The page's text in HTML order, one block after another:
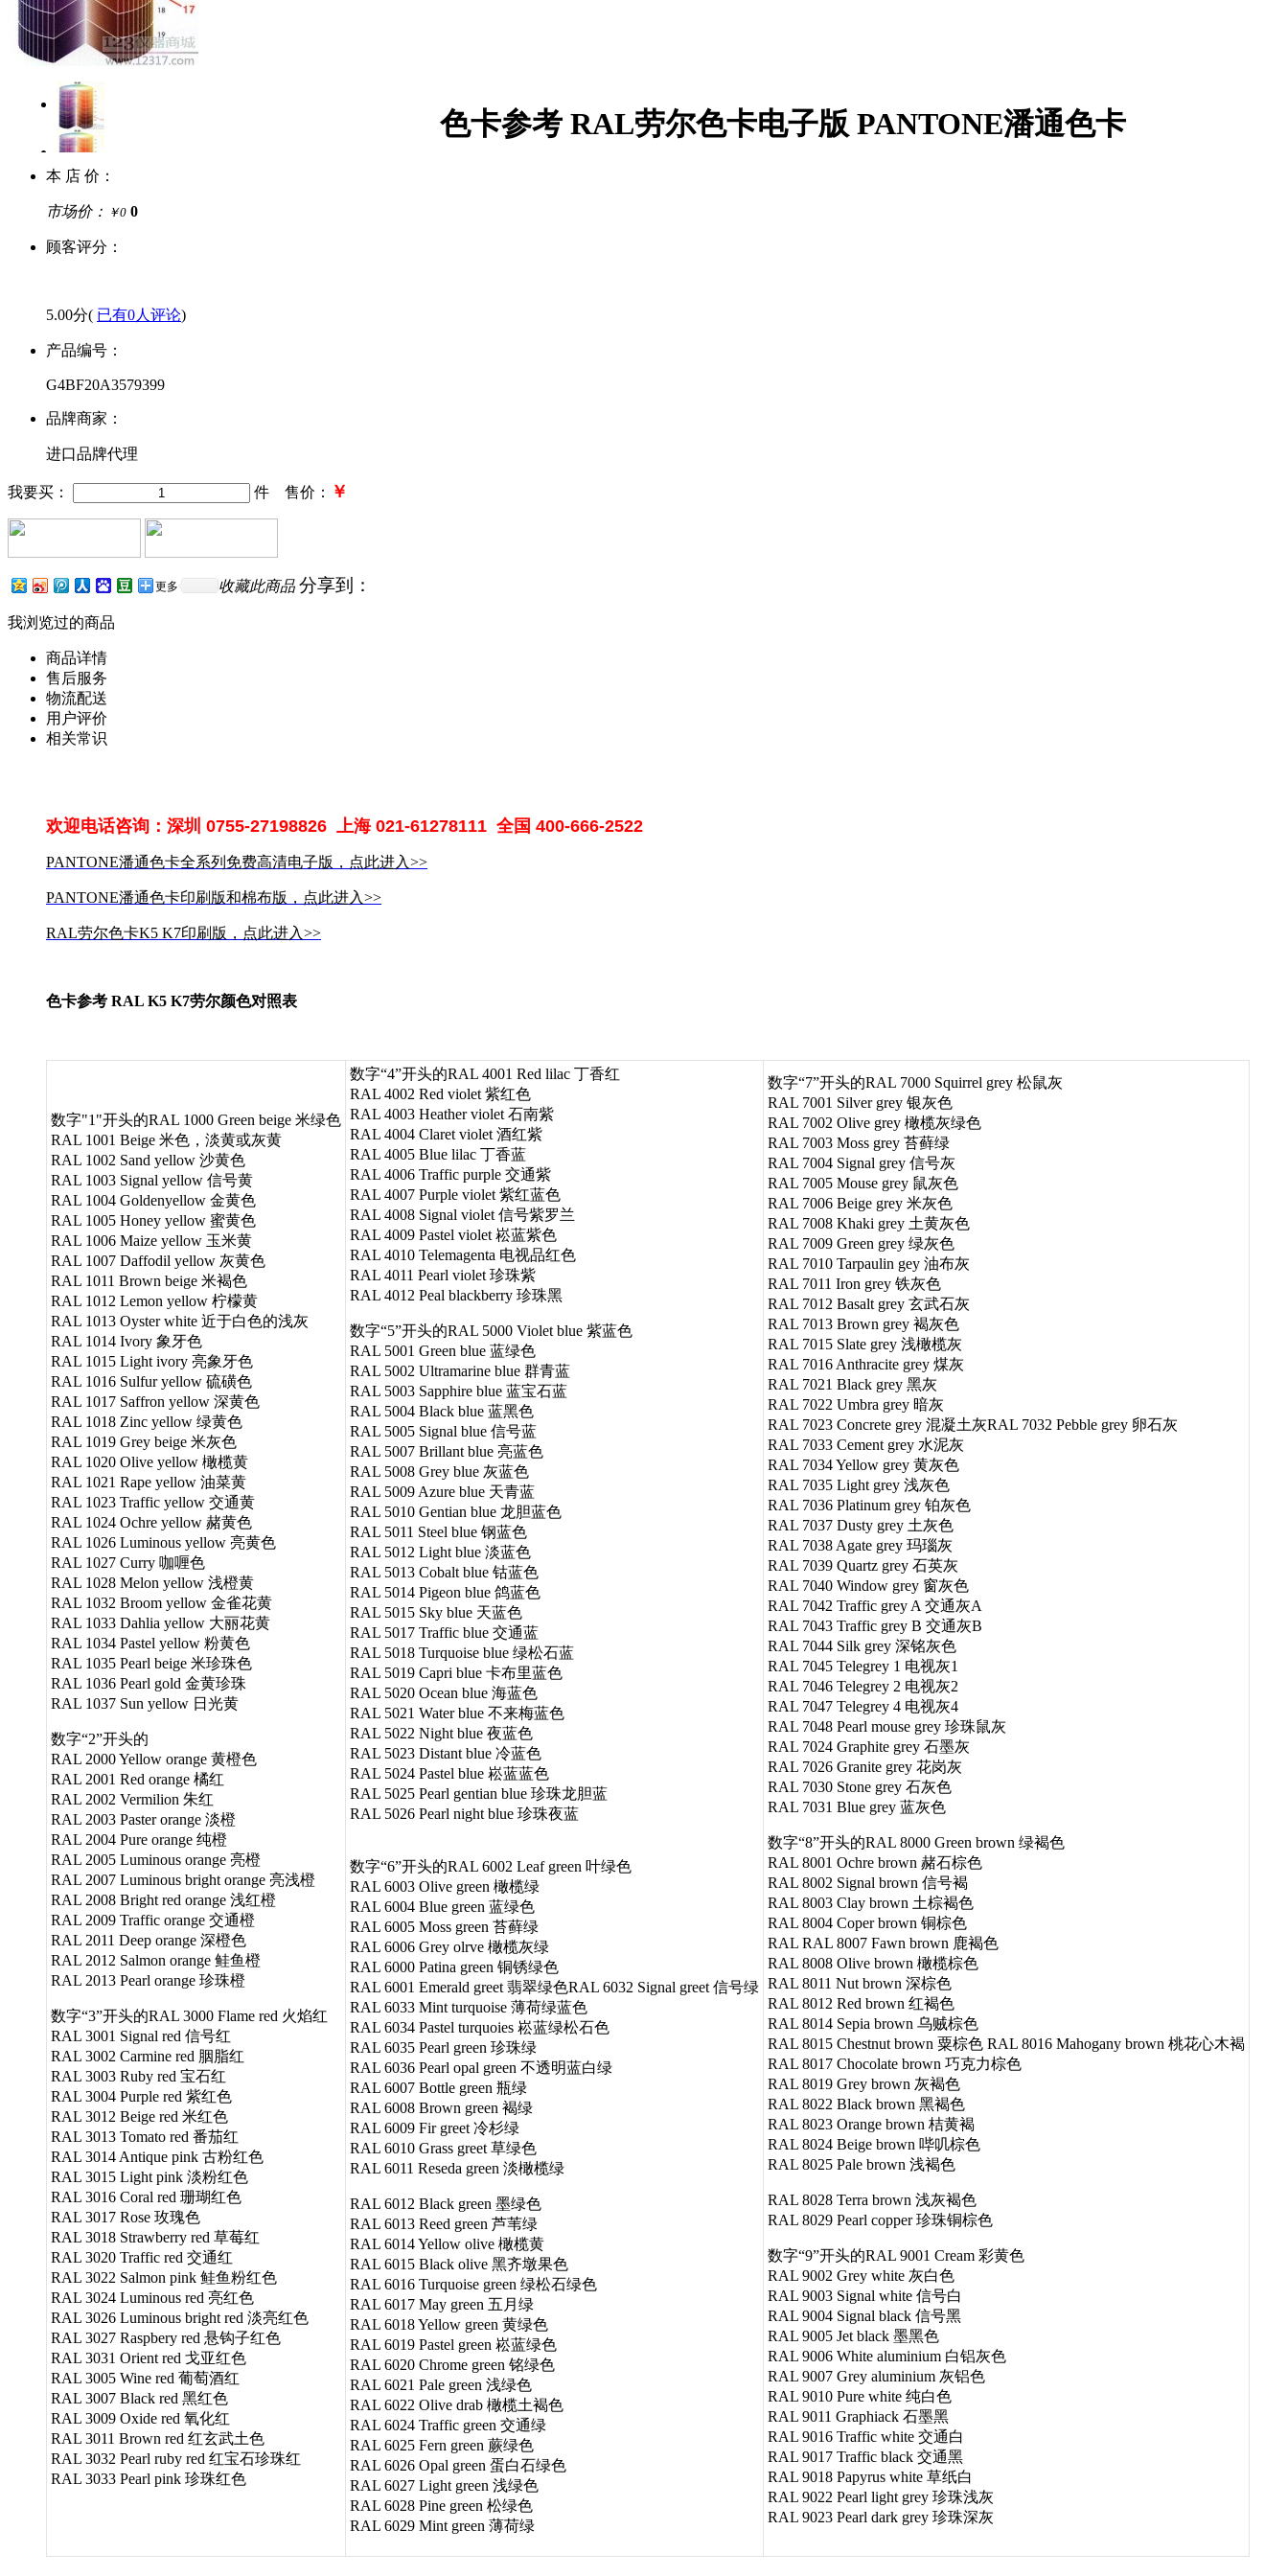
色卡参考 RAL劳尔色卡电子版 PANTONE潘通色卡
本 店 价：
市场价： ￥0 0
顾客评分：
5.00分( 已有0人评论)
产品编号：
G4BF20A3579399
品牌商家：
进口品牌代理
我要买： 件 售价： ￥
收藏此商品 分享到：
更多
我浏览过的商品
商品详情
售后服务
物流配送
用户评价
相关常识
欢迎电话咨询：深圳 0755-27198826 上海021-61278111 全国 400-666-2522
PANTONE潘通色卡全系列免费高清电子版，点此进入>>
PANTONE潘通色卡印刷版和棉布版，点此进入>>
RAL劳尔色卡K5 K7印刷版，点此进入>>
色卡参考 RAL K5 K7劳尔颜色对照表
数字"1"开头的RAL 1000 Green beige 米绿色
RAL 1001 Beige 米色，淡黄或灰黄
RAL 1002 Sand yellow 沙黄色
RAL 1003 Signal yellow 信号黄
RAL 1004 Goldenyellow 金黄色
RAL 1005 Honey yellow 蜜黄色
RAL 1006 Maize yellow 玉米黄
RAL 1007 Daffodil yellow 灰黄色
RAL 1011 Brown beige 米褐色
RAL 1012 Lemon yellow 柠檬黄
RAL 1013 Oyster white 近于白色的浅灰
RAL 1014 Ivory 象牙色
RAL 1015 Light ivory 亮象牙色
RAL 1016 Sulfur yellow 硫磺色
RAL 1017 Saffron yellow 深黄色
RAL 1018 Zinc yellow 绿黄色
RAL 1019 Grey beige 米灰色
RAL 1020 Olive yellow 橄榄黄
RAL 1021 Rape yellow 油菜黄
RAL 1023 Traffic yellow 交通黄
RAL 1024 Ochre yellow 赭黄色
RAL 1026 Luminous yellow 亮黄色
RAL 1027 Curry 咖喱色
RAL 1028 Melon yellow 浅橙黄
RAL 1032 Broom yellow 金雀花黄
RAL 1033 Dahlia yellow 大丽花黄
RAL 1034 Pastel yellow 粉黄色
RAL 1035 Pearl beige 米珍珠色
RAL 1036 Pearl gold 金黄珍珠
RAL 1037 Sun yellow 日光黄
数字“2”开头的
RAL 2000 Yellow orange 黄橙色
RAL 2001 Red orange 橘红
RAL 2002 Vermilion 朱红
RAL 2003 Paster orange 淡橙
RAL 2004 Pure orange 纯橙
RAL 2005 Luminous orange 亮橙
RAL 2007 Luminous bright orange 亮浅橙
RAL 2008 Bright red orange 浅红橙
RAL 2009 Traffic orange 交通橙
RAL 2011 Deep orange 深橙色
RAL 2012 Salmon orange 鲑鱼橙
RAL 2013 Pearl orange 珍珠橙
数字“3”开头的RAL 3000 Flame red 火焰红
RAL 3001 Signal red 信号红
RAL 3002 Carmine red 胭脂红
RAL 3003 Ruby red 宝石红
RAL 3004 Purple red 紫红色
RAL 3012 Beige red 米红色
RAL 3013 Tomato red 番茄红
RAL 3014 Antique pink 古粉红色
RAL 3015 Light pink 淡粉红色
RAL 3016 Coral red 珊瑚红色
RAL 3017 Rose 玫瑰色
RAL 3018 Strawberry red 草莓红
RAL 3020 Traffic red 交通红
RAL 3022 Salmon pink 鲑鱼粉红色
RAL 3024 Luminous red 亮红色
RAL 3026 Luminous bright red 淡亮红色
RAL 3027 Raspbery red 悬钩子红色
RAL 3031 Orient red 戈亚红色
RAL 3005 Wine red 葡萄酒红
RAL 3007 Black red 黑红色
RAL 3009 Oxide red 氧化红
RAL 3011 Brown red 红玄武土色
RAL 3032 Pearl ruby red 红宝石珍珠红
RAL 3033 Pearl pink 珍珠红色
数字“4”开头的RAL 4001 Red lilac 丁香红
RAL 4002 Red violet 紫红色
RAL 4003 Heather violet 石南紫
RAL 4004 Claret violet 酒红紫
RAL 4005 Blue lilac 丁香蓝
RAL 4006 Traffic purple 交通紫
RAL 4007 Purple violet 紫红蓝色
RAL 4008 Signal violet 信号紫罗兰
RAL 4009 Pastel violet 崧蓝紫色
RAL 4010 Telemagenta 电视品红色
RAL 4011 Pearl violet 珍珠紫
RAL 4012 Peal blackberry 珍珠黑
数字“5”开头的RAL 5000 Violet blue 紫蓝色
RAL 5001 Green blue 蓝绿色
RAL 5002 Ultramarine blue 群青蓝
RAL 5003 Sapphire blue 蓝宝石蓝
RAL 5004 Black blue 蓝黑色
RAL 5005 Signal blue 信号蓝
RAL 5007 Brillant blue 亮蓝色
RAL 5008 Grey blue 灰蓝色
RAL 5009 Azure blue 天青蓝
RAL 5010 Gentian blue 龙胆蓝色
RAL 5011 Steel blue 钢蓝色
RAL 5012 Light blue 淡蓝色
RAL 5013 Cobalt blue 钴蓝色
RAL 5014 Pigeon blue 鸽蓝色
RAL 5015 Sky blue 天蓝色
RAL 5017 Traffic blue 交通蓝
RAL 5018 Turquoise blue 绿松石蓝
RAL 5019 Capri blue 卡布里蓝色
RAL 5020 Ocean blue 海蓝色
RAL 5021 Water blue 不来梅蓝色
RAL 5022 Night blue 夜蓝色
RAL 5023 Distant blue 冷蓝色
RAL 5024 Pastel blue 崧蓝蓝色
RAL 5025 Pearl gentian blue 珍珠龙胆蓝
RAL 5026 Pearl night blue 珍珠夜蓝
数字“6”开头的RAL 6002 Leaf green 叶绿色
RAL 6003 Olive green 橄榄绿
RAL 6004 Blue green 蓝绿色
RAL 6005 Moss green 苔藓绿
RAL 6006 Grey olrve 橄榄灰绿
RAL 6000 Patina green 铜锈绿色
RAL 6001 Emerald greet 翡翠绿色RAL 6032 Signal greet 信号绿
RAL 6033 Mint turquoise 薄荷绿蓝色
RAL 6034 Pastel turquoies 崧蓝绿松石色
RAL 6035 Pearl green 珍珠绿
RAL 6036 Pearl opal green 不透明蓝白绿
RAL 6007 Bottle green 瓶绿
RAL 6008 Brown green 褐绿
RAL 6009 Fir greet 冷杉绿
RAL 6010 Grass greet 草绿色
RAL 6011 Reseda green 淡橄榄绿
RAL 6012 Black green 墨绿色
RAL 6013 Reed green 芦苇绿
RAL 6014 Yellow olive 橄榄黄
RAL 6015 Black olive 黑齐墩果色
RAL 6016 Turquoise green 绿松石绿色
RAL 6017 May green 五月绿
RAL 6018 Yellow green 黄绿色
RAL 6019 Pastel green 崧蓝绿色
RAL 6020 Chrome green 铭绿色
RAL 6021 Pale green 浅绿色
RAL 6022 Olive drab 橄榄土褐色
RAL 6024 Traffic green 交通绿
RAL 6025 Fern green 蕨绿色
RAL 6026 Opal green 蛋白石绿色
RAL 6027 Light green 浅绿色
RAL 6028 Pine green 松绿色
RAL 6029 Mint green 薄荷绿
数字“7”开头的RAL 7000 Squirrel grey 松鼠灰
RAL 7001 Silver grey 银灰色
RAL 7002 Olive grey 橄榄灰绿色
RAL 7003 Moss grey 苔藓绿
RAL 7004 Signal grey 信号灰
RAL 7005 Mouse grey 鼠灰色
RAL 7006 Beige grey 米灰色
RAL 7008 Khaki grey 土黄灰色
RAL 7009 Green grey 绿灰色
RAL 7010 Tarpaulin gey 油布灰
RAL 7011 Iron grey 铁灰色
RAL 7012 Basalt grey 玄武石灰
RAL 7013 Brown grey 褐灰色
RAL 7015 Slate grey 浅橄榄灰
RAL 7016 Anthracite grey 煤灰
RAL 7021 Black grey 黑灰
RAL 7022 Umbra grey 暗灰
RAL 7023 Concrete grey 混凝土灰RAL 7032 Pebble grey 卵石灰
RAL 7033 Cement grey 水泥灰
RAL 7034 Yellow grey 黄灰色
RAL 7035 Light grey 浅灰色
RAL 7036 Platinum grey 铂灰色
RAL 7037 Dusty grey 土灰色
RAL 7038 Agate grey 玛瑙灰
RAL 7039 Quartz grey 石英灰
RAL 7040 Window grey 窗灰色
RAL 7042 Traffic grey A 交通灰A
RAL 7043 Traffic grey B 交通灰B
RAL 7044 Silk grey 深铭灰色
RAL 7045 Telegrey 1 电视灰1
RAL 7046 Telegrey 2 电视灰2
RAL 7047 Telegrey 4 电视灰4
RAL 7048 Pearl mouse grey 珍珠鼠灰
RAL 7024 Graphite grey 石墨灰
RAL 7026 Granite grey 花岗灰
RAL 7030 Stone grey 石灰色
RAL 7031 Blue grey 蓝灰色
数字“8”开头的RAL 8000 Green brown 绿褐色
RAL 8001 Ochre brown 赭石棕色
RAL 8002 Signal brown 信号褐
RAL 8003 Clay brown 土棕褐色
RAL 8004 Coper brown 铜棕色
RAL RAL 8007 Fawn brown 鹿褐色
RAL 8008 Olive brown 橄榄棕色
RAL 8011 Nut brown 深棕色
RAL 8012 Red brown 红褐色
RAL 8014 Sepia brown 乌贼棕色
RAL 8015 Chestnut brown 粟棕色 RAL 8016 Mahogany brown 桃花心木褐
RAL 8017 Chocolate brown 巧克力棕色
RAL 8019 Grey brown 灰褐色
RAL 8022 Black brown 黑褐色
RAL 8023 Orange brown 桔黄褐
RAL 8024 Beige brown 哔叽棕色
RAL 8025 Pale brown 浅褐色
RAL 8028 Terra brown 浅灰褐色
RAL 8029 Pearl copper 珍珠铜棕色
数字“9”开头的RAL 9001 Cream 彩黄色
RAL 9002 Grey white 灰白色
RAL 9003 Signal white 信号白
RAL 9004 Signal black 信号黑
RAL 9005 Jet black 墨黑色
RAL 9006 White aluminium 白铝灰色
RAL 9007 Grey aluminium 灰铝色
RAL 9010 Pure white 纯白色
RAL 9011 Graphiack 石墨黑
RAL 9016 Traffic white 交通白
RAL 9017 Traffic black 交通黑
RAL 9018 Papyrus white 草纸白
RAL 9022 Pearl light grey 珍珠浅灰
RAL 9023 Pearl dark grey 珍珠深灰